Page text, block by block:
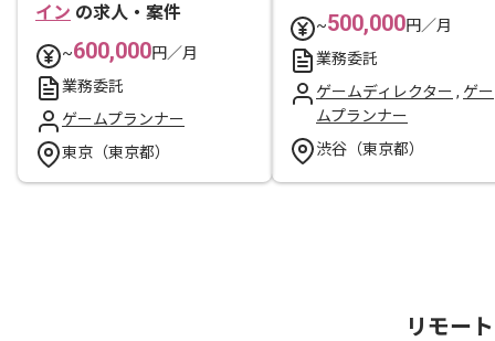
イン の求人・案件
~600,000円／月
業務委託
ゲームプランナー
東京（東京都）
~500,000円／月
業務委託
ゲームディレクター , ゲー
ムプランナー
渋谷（東京都）
リモー